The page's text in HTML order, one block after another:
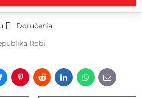
Doručenia
Robi
PinterestRedditLinkedInWhatsApp
E-
mail